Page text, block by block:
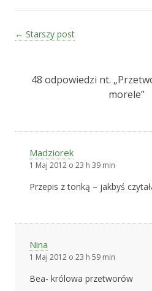
Zobacz wpisy
← Starszy post
48 odpowiedzi nt. „
morele”
Madziorek
1 Maj 2012 o 23 h 39 min
Przepis z tonką – jakbyś
Nina
1 Maj 2012 o 23 h 59 min
Bea- królowa przetworów